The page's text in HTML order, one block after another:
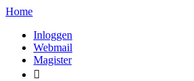
Home
Inloggen
Webmail
Magister
